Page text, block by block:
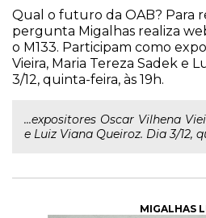
Qual o futuro da OAB? Para
pergunta Migalhas realiza
o M133. Participam como
Vieira, Maria Tereza Sadek e
3/12, quinta-feira, às 19h.
...expositores Oscar Vilhena
e Luiz Viana Queiroz. Dia 3/12,
MIGALHAS